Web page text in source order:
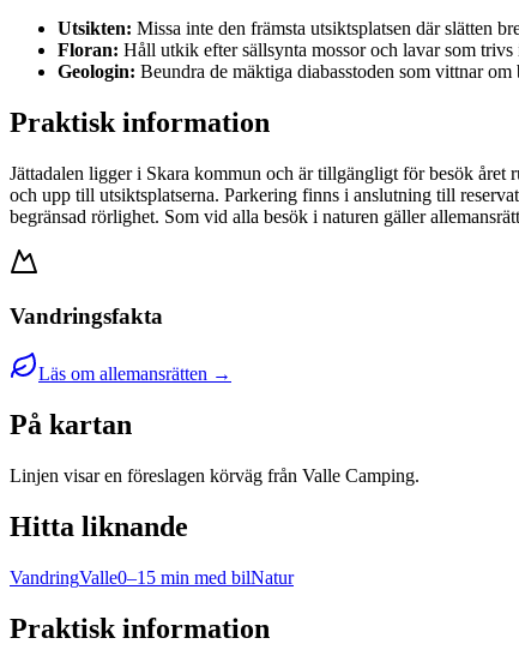
Utsikten: Missa inte den främsta utsiktsplatsen där slätten
Floran: Håll utkik efter sällsynta mossor och lavar som
Geologin: Beundra de mäktiga diabasstoden som vittnar om
Praktisk information
Jättadalen ligger i Skara kommun och är tillgängligt för besök året
och upp till utsiktsplatserna. Parkering finns i anslutning till
begränsad rörlighet. Som vid alla besök i naturen gäller
Vandringsfakta
Läs om allemansrätten →
På kartan
Linjen visar en föreslagen körväg från Valle Camping.
Hitta liknande
VandringValle0–15 min med bilNatur
Praktisk information